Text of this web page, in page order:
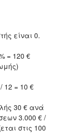
είναι 0.
= 120 €
12 = 10 €
30 € ανά
3.000 € /
στις 100